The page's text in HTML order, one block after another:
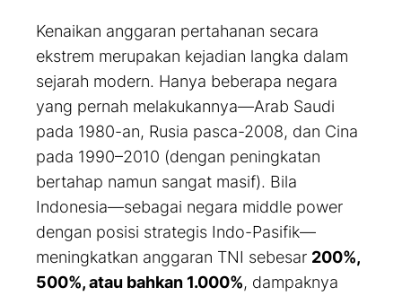
Kenaikan anggaran pertahanan secara
ekstrem merupakan kejadian langka dalam
sejarah modern. Hanya beberapa negara
yang pernah melakukannya—Arab Saudi
pada 1980-an, Rusia pasca-2008, dan Cina
pada 1990–2010 (dengan peningkatan
bertahap namun sangat masif). Bila
Indonesia—sebagai negara middle power
dengan posisi strategis Indo-Pasifik—
meningkatkan anggaran TNI sebesar 200%,
500%, atau bahkan 1.000%, dampaknya